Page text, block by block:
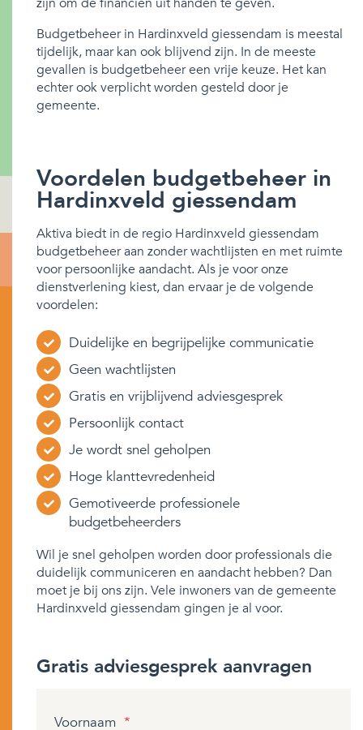
Budgetbeheer in Hardinxveld giessendam is meestal
tijdelijk, maar kan ook blijvend zijn. In de meeste
gevallen is budgetbeheer een vrije keuze. Het kan
echter ook verplicht worden gesteld door je
gemeente.
Voordelen budgetbeheer in
Hardinxveld giessendam
Aktiva biedt in de regio Hardinxveld giessendam
budgetbeheer aan zonder wachtlijsten en met ruimte
voor persoonlijke aandacht. Als je voor onze
dienstverlening kiest, dan ervaar je de volgende
voordelen:
Duidelijke en begrijpelijke communicatie
Geen wachtlijsten
Gratis en vrijblijvend adviesgesprek
Persoonlijk contact
Je wordt snel geholpen
Hoge klanttevredenheid
Gemotiveerde professionele
budgetbeheerders
Wil je snel geholpen worden door professionals die
duidelijk communiceren en aandacht hebben? Dan
moet je bij ons zijn. Vele inwoners van de gemeente
Hardinxveld giessendam gingen je al voor.
Gratis adviesgesprek aanvragen
Voornaam *